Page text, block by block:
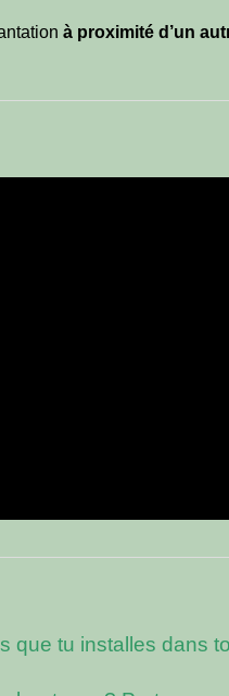
à proximité d’un
que tu installes dans